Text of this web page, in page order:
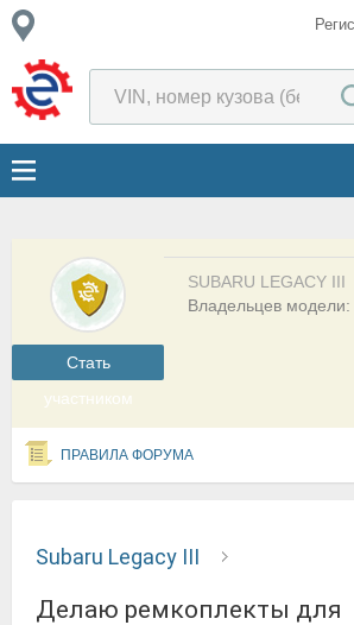
Cтать
участником
SUBARU LEGACY III
Владельцев модели:
ПРАВИЛА ФОРУМА
Subaru Legacy III
Делаю ремкоплекты для